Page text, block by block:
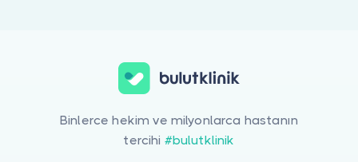
Binlerce hekim ve milyonlarca hastanın
tercihi #bulutklinik